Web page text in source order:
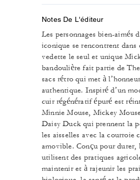
Notes De L'éditeur
Les personnages bien-aimés
iconique se rencontrent
vedette le seul et unique
bandoulière fait partie de
sacs rétro qui met à
authentique. Inspiré d’un
cuir régénératif épuré est
Minnie Mouse, Mickey
Daisy Duck qui prennent la
les aisselles avec la courroie
amovible. Conçu pour
utilisent des pratiques
maintenir et à rajeunir les